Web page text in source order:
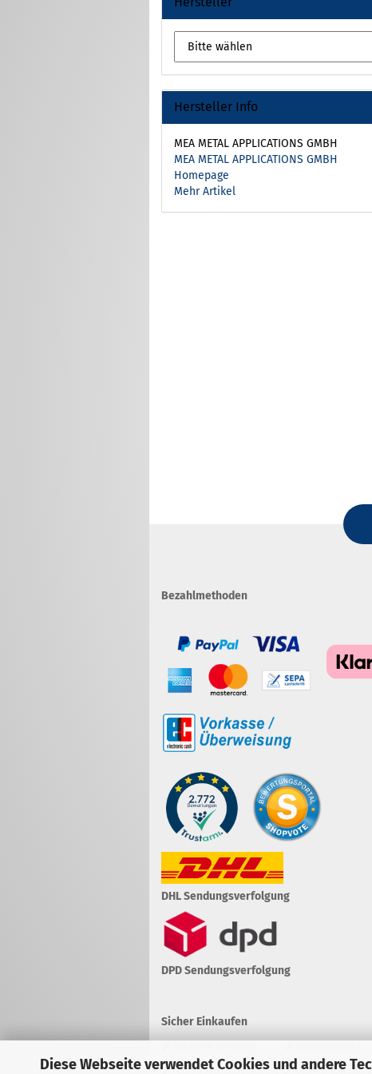
Diese Webseite verwendet Cookies und andere
Eckverbinder für
Montagefüße für
Doppelstabmatten
U-Verbinder für
Doppelstabmatten
Innensechskantschlüssel / Bit
/ M8x40 Schraube für
Doppelstabmattenzaun
Sonstiges Zubehör für
Doppelstabmatten
Hersteller Info
MEA METAL APPLICATIONS GMBH
MEA METAL APPLICATIONS GMBH
Homepage
Mehr Artikel
Bezahlmethoden
DHL Sendungsverfolgung
DPD Sendungsverfolgung
Sicher Einkaufen